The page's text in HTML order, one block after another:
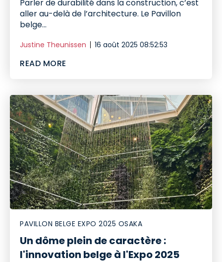
Parler de durabilité dans la construction, c’est
aller au-delà de l’architecture. Le Pavillon
belge...
Justine Theunissen 16 août 2025 08:52:53
READ MORE
PAVILLON BELGE EXPO 2025 OSAKA
Un dôme plein de caractère :
l'innovation belge à l'Expo 2025